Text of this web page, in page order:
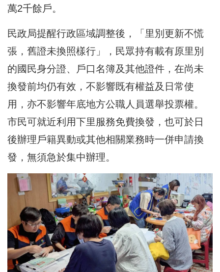
萬2千餘戶。
民政局提醒行政區域調整後，「里別更新不慌
張，舊證未換照樣行」，民眾持有載有原里別
的國民身分證、戶口名簿及其他證件，在尚未
換發前均仍有效，不影響既有權益及日常使
用，亦不影響年底地方公職人員選舉投票權。
市民可就近利用下里服務免費換發，也可於日
後辦理戶籍異動或其他相關業務時一併申請換
發，無須急於集中辦理。